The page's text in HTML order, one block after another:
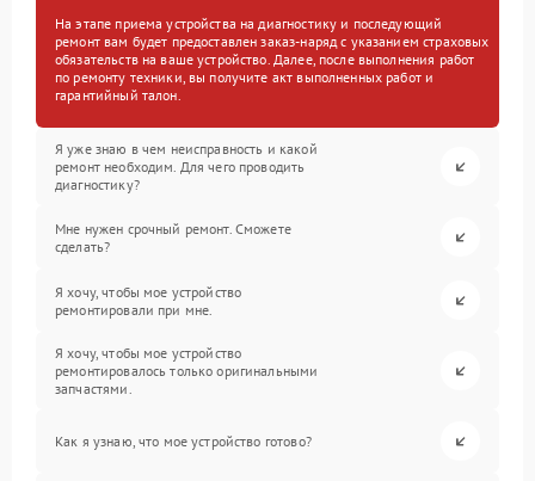
На этапе приема устройства на диагностику и последующий
ремонт вам будет предоставлен заказ-наряд с указанием страховых
обязательств на ваше устройство. Далее, после выполнения работ
по ремонту техники, вы получите акт выполненных работ и
гарантийный талон.
Я уже знаю в чем неисправность и какой
ремонт необходим. Для чего проводить
диагностику?
Мне нужен срочный ремонт. Сможете
сделать?
Я хочу, чтобы мое устройство
ремонтировали при мне.
Я хочу, чтобы мое устройство
ремонтировалось только оригинальными
запчастями.
Как я узнаю, что мое устройство готово?